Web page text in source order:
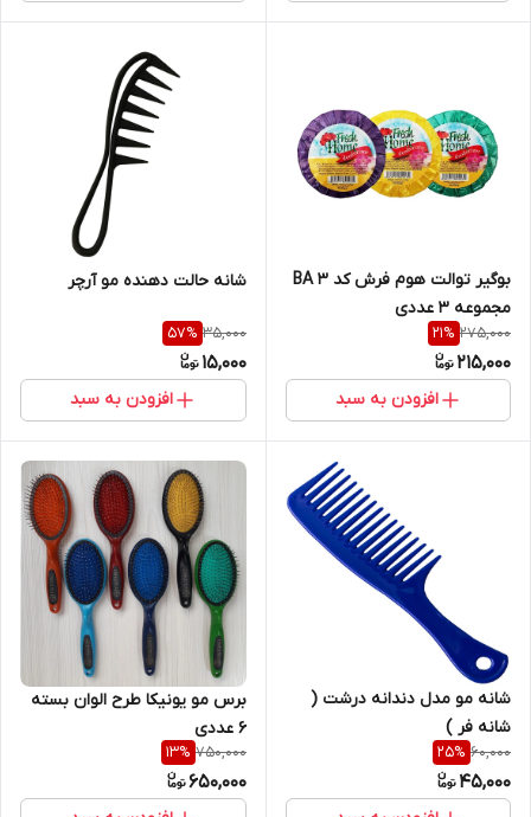
بوگیر توالت هوم فرش کد BA 3
مجموعه 3 عددی
275,000
21%
215,000
افزودن به سبد
شانه حالت دهنده مو آرچر
35,000
57%
15,000
افزودن به سبد
شانه مو مدل دندانه درشت (
شانه فر )
60,000
25%
45,000
برس مو یونیکا طرح الوان بسته
6 عددی
750,000
13%
650,000